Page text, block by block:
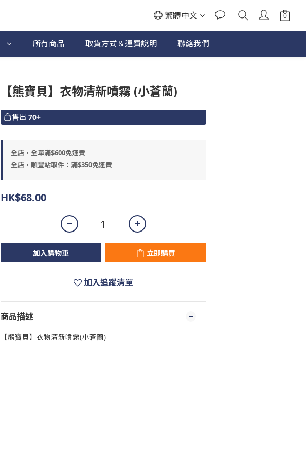
繁體中文
所有商品 取貨方式＆運費說明 聯絡我們
【熊寶貝】衣物清新噴霧 (小蒼蘭)
售出 70+
全店，全單滿$600免運費
全店，順豐站取件：滿$350免運費
HK$68.00
加入購物車 立即購買
加入追蹤清單
商品描述
【熊寶貝】衣物清新噴霧(小蒼蘭)